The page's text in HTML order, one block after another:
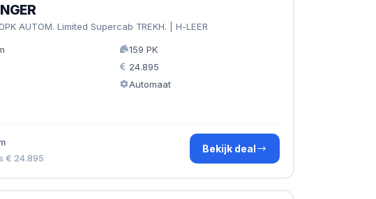
AUTOM. Limited Supercab TREKH. | H-LEER
159 PK
24.895
Automaat
€ 24.895
Bekijk deal